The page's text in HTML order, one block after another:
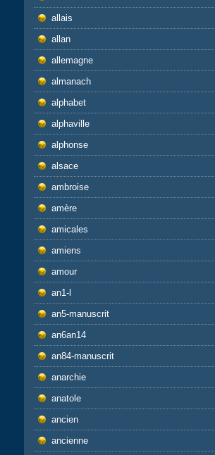
allais
allan
allemagne
almanach
alphabet
alphaville
alphonse
alsace
ambroise
amère
amicales
amiens
amour
an1-l
an5-manuscrit
an6an14
an84-manuscrit
anarchie
anatole
ancien
ancienne